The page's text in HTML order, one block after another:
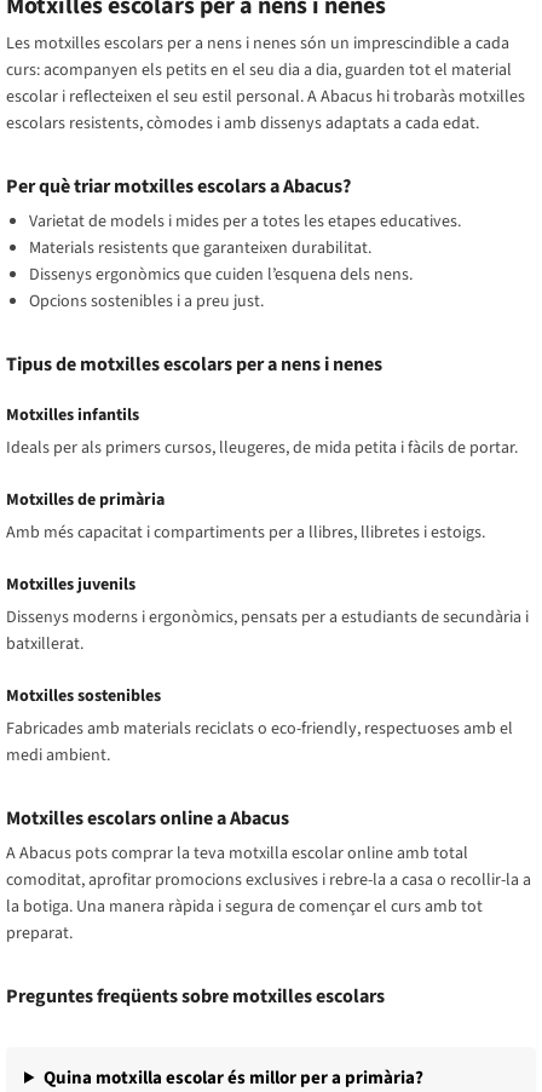
pes.Nansa superior reforçada i
folrada i elements
reflectants.Tires ajustables amb
pinça de subjecció.Mida: 42 x 30 x
15 cm.
polièster.Resistent a
l’aigua.Mides: 40 × 30 × 18
cm.Garantia limitada de fins a 30
anys.
Les motxilles escolars per a nens i nenes són un imprescindible a cada
curs: acompanyen els petits en el seu dia a dia, guarden tot el material
escolar i reflecteixen el seu estil personal. A Abacus hi trobaràs motxilles
escolars resistents, còmodes i amb dissenys adaptats a cada edat.
Per què triar motxilles escolars a Abacus?
Varietat de models i mides per a totes les etapes educatives.
Materials resistents que garanteixen durabilitat.
Dissenys ergonòmics que cuiden l’esquena dels nens.
Opcions sostenibles i a preu just.
Tipus de motxilles escolars per a nens i nenes
Motxilles infantils
Ideals per als primers cursos, lleugeres, de mida petita i fàcils de portar.
Motxilles de primària
Amb més capacitat i compartiments per a llibres, llibretes i estoigs.
Motxilles juvenils
Dissenys moderns i ergonòmics, pensats per a estudiants de secundària i
batxillerat.
Motxilles sostenibles
Fabricades amb materials reciclats o eco-friendly, respectuoses amb el
medi ambient.
Motxilles escolars online a Abacus
A Abacus pots comprar la teva motxilla escolar online amb total
comoditat, aprofitar promocions exclusives i rebre-la a casa o recollir-la a
la botiga. Una manera ràpida i segura de començar el curs amb tot
preparat.
Preguntes freqüents sobre motxilles escolars
Quina motxilla escolar és millor per a primària?